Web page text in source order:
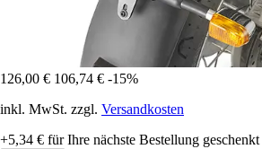
126,00 € 106,74 € -15%
inkl. MwSt. zzgl. Versandkosten
+5,34 € für Ihre nächste Bestellung geschenkt